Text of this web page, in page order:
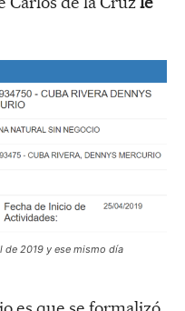
de 2019 y ese mismo día